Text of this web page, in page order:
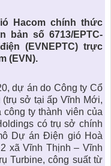
Hacomchính thức
bản số 6713/EPTC-
(EVNEPTC) trực
(EVN).
dự án do Công ty Cổ
(trụ sở tại ấp Vĩnh Mới,
ty thành viên của
có trụ sở chính
Dự án Điện gió Hoà
xã Vĩnh Thịnh – Vĩnh
Turbine, công suất từ